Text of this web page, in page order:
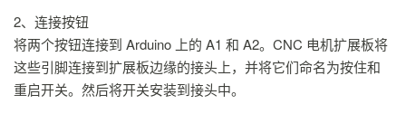
2、连接按钮
将两个按钮连接到 Arduino 上的 A1 和 A2。CNC 电机扩展板将
这些引脚连接到扩展板边缘的接头上，并将它们命名为按住和
重启开关。然后将开关安装到接头中。